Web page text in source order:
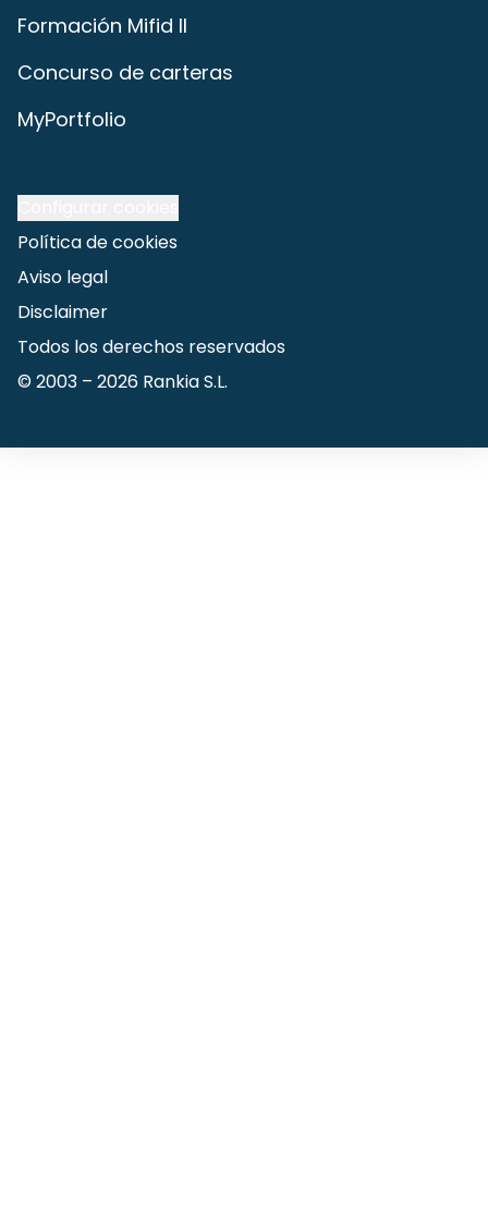
Formación Mifid II
Concurso de carteras
MyPortfolio
Política de cookies
Aviso legal
Disclaimer
Todos los derechos reservados
© 2003 – 2026 Rankia S.L.